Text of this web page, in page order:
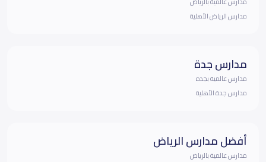
مدارس الرياض الأهلية
مدارس جدة
مدارس عالمية بجده
مدارس جدة الأهلية
أفضل مدارس الرياض
مدارس عالمية بالرياض